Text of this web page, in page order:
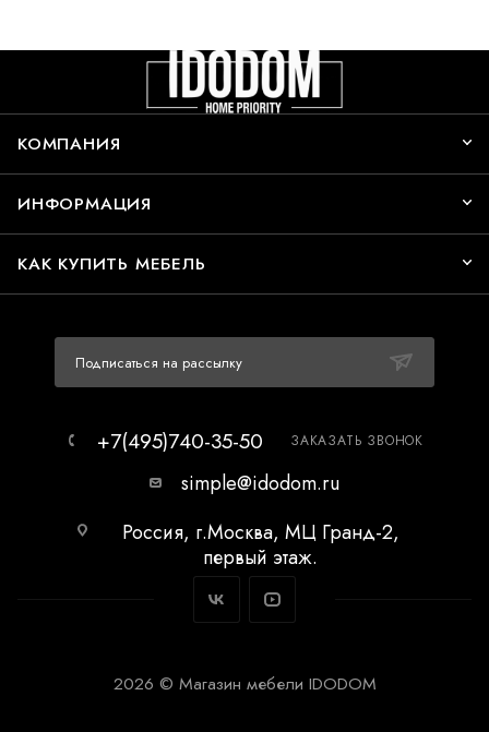
КОМПАНИЯ
ИНФОРМАЦИЯ
КАК КУПИТЬ МЕБЕЛЬ
Подписаться на рассылку
+7(495)740-35-50 ЗАКАЗАТЬ ЗВОНОК
simple@idodom.ru
Россия, г.Москва, МЦ Гранд-2,
первый этаж.
2026 © Магазин мебели IDODOM